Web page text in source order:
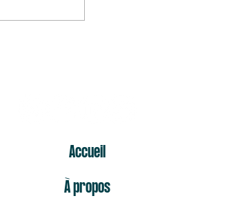
Accueil
À propos